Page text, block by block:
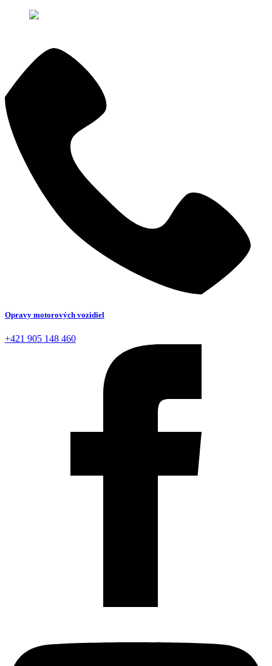
Opravy motorových vozidiel
+421 905 148 460